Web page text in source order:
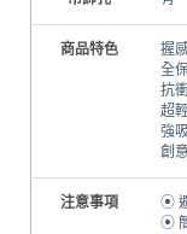
商品特色
握
全
抗
超
強
創
注意事項
⦿
⦿